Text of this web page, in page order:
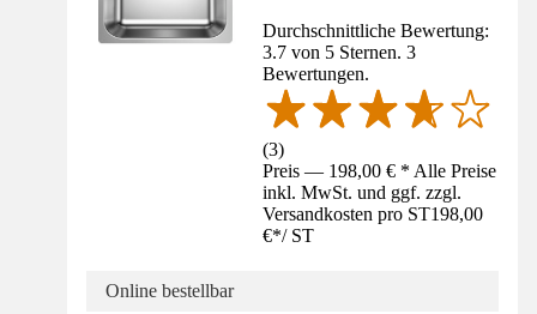
Durchschnittliche Bewertung:
3.7 von 5 Sternen. 3
Bewertungen.
(3)
Preis — 198,00 € * Alle Preise
inkl. MwSt. und ggf. zzgl.
Versandkosten pro ST198,00
€*/ ST
Online bestellbar